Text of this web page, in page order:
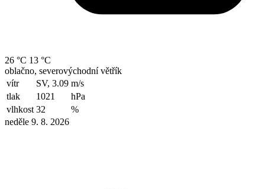
26 °C 13 °C
oblačno, severovýchodní větřík
vítr
SV, 3.09 m/s
tlak
1021
hPa
vlhkost 32
%
neděle 9. 8. 2026